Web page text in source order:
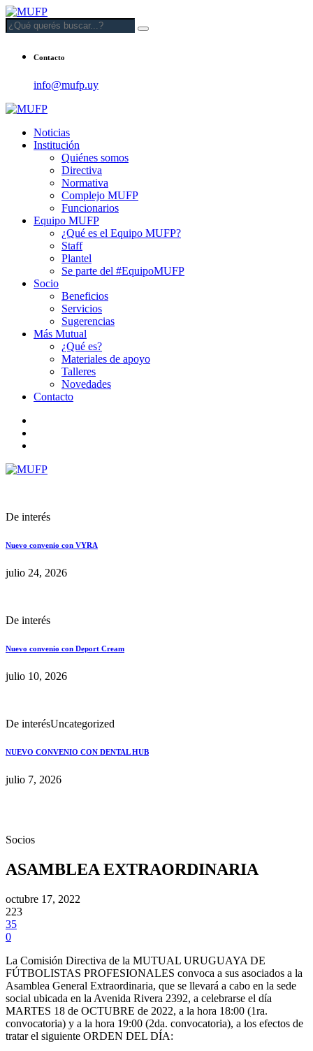
Contacto
info@mufp.uy
Noticias
Institución
Quiénes somos
Directiva
Normativa
Complejo MUFP
Funcionarios
Equipo MUFP
¿Qué es el Equipo MUFP?
Staff
Plantel
Se parte del #EquipoMUFP
Socio
Beneficios
Servicios
Sugerencias
Más Mutual
¿Qué es?
Materiales de apoyo
Talleres
Novedades
Contacto
De interés
Nuevo convenio con VYRA
julio 24, 2026
De interés
Nuevo convenio con Deport Cream
julio 10, 2026
De interésUncategorized
NUEVO CONVENIO CON DENTAL HUB
julio 7, 2026
Socios
ASAMBLEA EXTRAORDINARIA
octubre 17, 2022
223
35
0
La Comisión Directiva de la MUTUAL URUGUAYA DE
FÚTBOLISTAS PROFESIONALES convoca a sus asociados a la
Asamblea General Extraordinaria, que se llevará a cabo en la sede
social ubicada en la Avenida Rivera 2392, a celebrarse el día
MARTES 18 de OCTUBRE de 2022, a la hora 18:00 (1ra.
convocatoria) y a la hora 19:00 (2da. convocatoria), a los efectos de
tratar el siguiente ORDEN DEL DÍA: